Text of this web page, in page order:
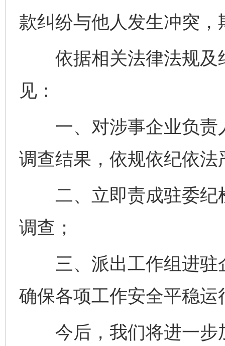
款纠纷与他人发生冲突
依据相关法律法规及
见：
一、对涉事企业负责
调查结果，依规依纪依法
二、立即责成驻委纪
调查；
三、派出工作组进驻
确保各项工作安全平稳运
今后，我们将进一步